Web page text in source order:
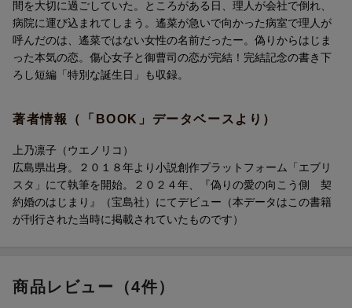
間を大切に過ごしていた。ところがある日、理人が会社で倒れ、
病院に運び込まれてしまう。遙菜が急いで向かった病室で理人が
呼んだのは、遙菜ではない女性の名前だったー。偽りからはじま
った本気の恋。傷心女子と御曹司の恋が完結！完結記念の書き下
ろし短編「特別な誕生日」も収録。
著者情報（「BOOK」データベースより）
上乃凛子（ウエノリコ）
広島県出身。２０１８年より小説創作プラットフォーム「エブリ
スタ」にて執筆を開始。２０２４年、『偽りの愛の向こう側 契
約婚のはじまり』（宝島社）にてデビュー（本データはこの書籍
が刊行された当時に掲載されていたものです）
商品レビュー（4件）